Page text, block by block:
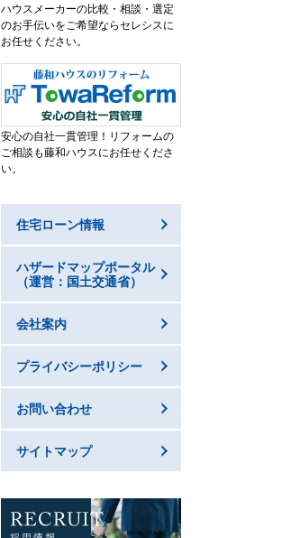
ハウスメーカーの比較・相談・選定
のお手伝いをご希望ならセレシスに
お任せください。
安心の自社一貫管理！リフォームの
ご相談も藤和ハウスにお任せくださ
い。
住宅ローン情報
ハザードマップポータル
（運営：国土交通省）
会社案内
プライバシーポリシー
お問い合わせ
サイトマップ